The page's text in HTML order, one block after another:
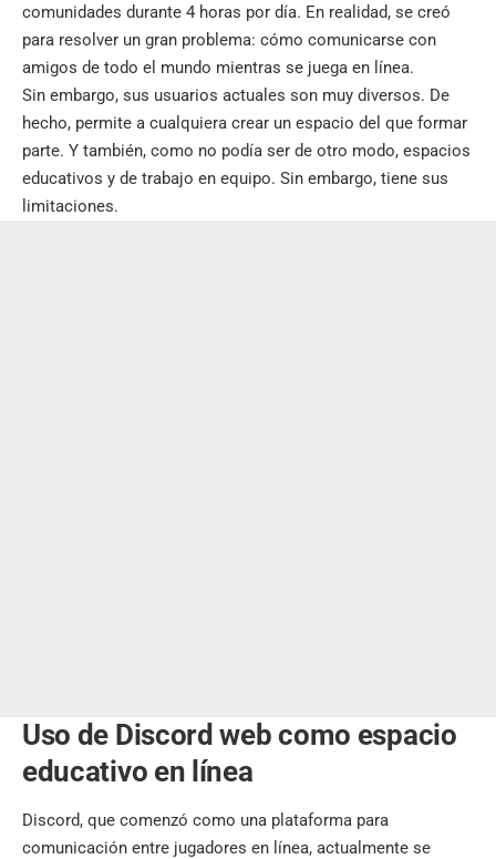
comunidades durante 4 horas por día. En realidad, se creó
para resolver un gran problema: cómo comunicarse con
amigos de todo el mundo mientras se juega en línea.
Sin embargo, sus usuarios actuales son muy diversos. De
hecho, permite a cualquiera crear un espacio del que formar
parte. Y también, como no podía ser de otro modo, espacios
educativos y de trabajo en equipo. Sin embargo, tiene sus
limitaciones.
Uso de Discord web como espacio
educativo en línea
Discord, que comenzó como una plataforma para
comunicación entre jugadores en línea, actualmente se